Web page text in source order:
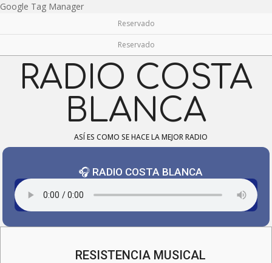
Google Tag ManagerSkip
content
Reservado
Reservado
RADIO COSTA
BLANCA
ASÍ ES COMO SE HACE LA MEJOR RADIO
🎧 RADIO COSTA BLANCA
RESISTENCIA MUSICAL